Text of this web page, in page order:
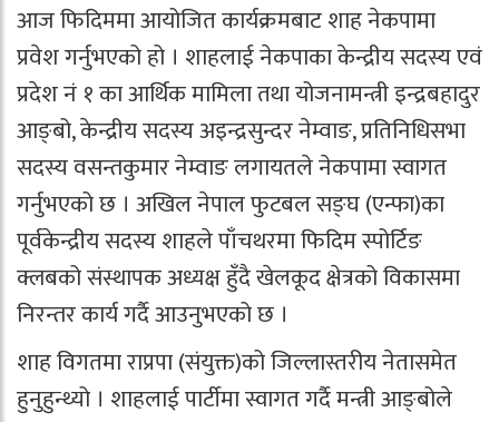
आज फिदिममा आयोजित कार्यक्रमबाट शाह नेकपामा
प्रवेश गर्नुभएको हो । शाहलाई नेकपाका केन्द्रीय सदस्य एवं
प्रदेश नं १ का आर्थिक मामिला तथा योजनामन्त्री इन्द्रबहादुर
आङ्बो, केन्द्रीय सदस्य अइन्द्रसुन्दर नेम्वाङ, प्रतिनिधिसभा
सदस्य वसन्तकुमार नेम्वाङ लगायतले नेकपामा स्वागत
गर्नुभएको छ । अखिल नेपाल फुटबल सङ्घ (एन्फा)का
पूर्वकेन्द्रीय सदस्य शाहले पाँचथरमा फिदिम स्पोर्टिङ
क्लबको संस्थापक अध्यक्ष हुँदै खेलकूद क्षेत्रको विकासमा
निरन्तर कार्य गर्दै आउनुभएको छ ।
शाह विगतमा राप्रपा (संयुक्त)को जिल्लास्तरीय नेतासमेत
हुनुहुन्थ्यो । शाहलाई पार्टीमा स्वागत गर्दै मन्त्री आङ्बोले